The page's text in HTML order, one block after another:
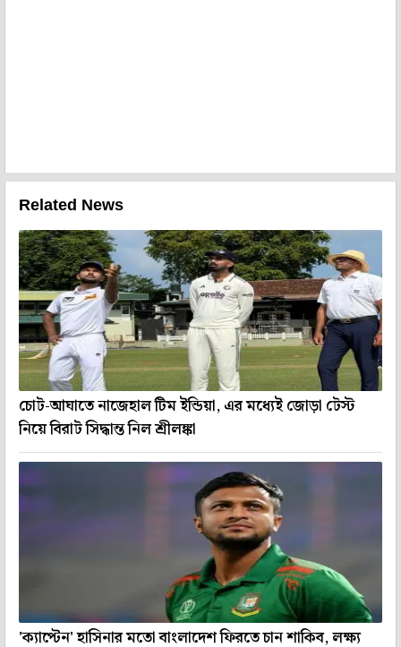
Related News
চোট-আঘাতে নাজেহাল টিম ইন্ডিয়া, এর মধ্যেই জোড়া টেস্ট
নিয়ে বিরাট সিদ্ধান্ত নিল শ্রীলঙ্কা
'ক্যাপ্টেন' হাসিনার মতো বাংলাদেশ ফিরতে চান শাকিব, লক্ষ্য